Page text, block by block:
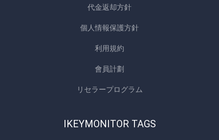
代金返却方針
個人情報保護方針
利用規約
會員計劃
リセラープログラム
IKEYMONITOR TAGS